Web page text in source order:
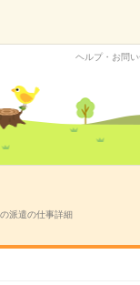
ヘルプ・お問
派遣の仕事詳細